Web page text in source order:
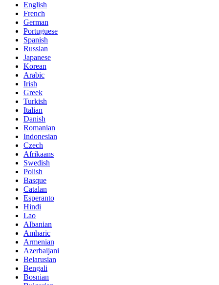
English
French
German
Portuguese
Spanish
Russian
Japanese
Korean
Arabic
Irish
Greek
Turkish
Italian
Danish
Romanian
Indonesian
Czech
Afrikaans
Swedish
Polish
Basque
Catalan
Esperanto
Hindi
Lao
Albanian
Amharic
Armenian
Azerbaijani
Belarusian
Bengali
Bosnian